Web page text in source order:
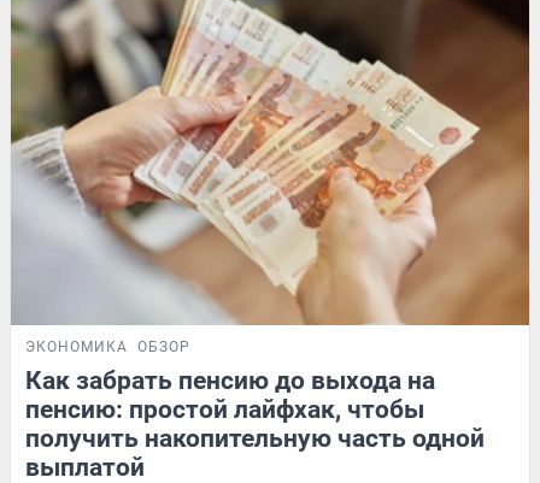
ЭКОНОМИКА ОБЗОР
Как забрать пенсию до выхода на
пенсию: простой лайфхак, чтобы
получить накопительную часть одной
выплатой